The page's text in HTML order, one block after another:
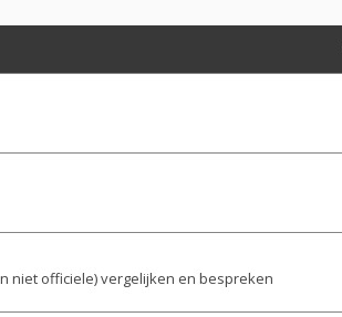
niet officiele) vergelijken en bespreken